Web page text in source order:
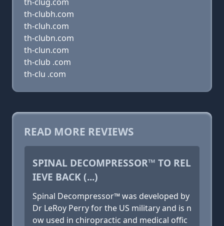
th-clubh.com
th-cluh.com
th-clubn.com
th-clun.com
th-club .com
th-clu .com
READ MORE REVIEWS
SPINAL DECOMPRESSOR™ TO REL
IEVE BACK (...)
Spinal Decompressor™ was developed by
Dr LeRoy Perry for the US military and is n
ow used in chiropractic and medical offic